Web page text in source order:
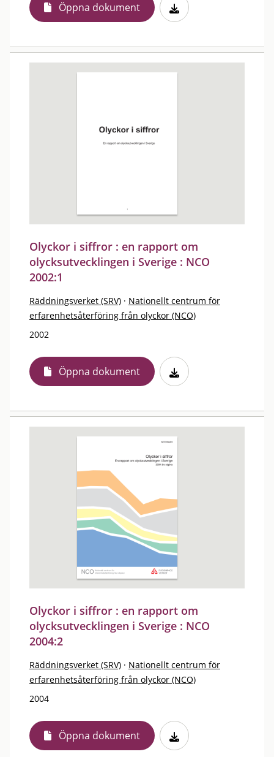
Öppna dokument
Olyckor i siffror : en rapport om
olycksutvecklingen i Sverige : NCO
2002:1
Räddningsverket (SRV) · Nationellt centrum för
erfarenhetsåterföring från olyckor (NCO)
2002
Öppna dokument
Olyckor i siffror : en rapport om
olycksutvecklingen i Sverige : NCO
2004:2
Räddningsverket (SRV) · Nationellt centrum för
erfarenhetsåterföring från olyckor (NCO)
2004
Öppna dokument